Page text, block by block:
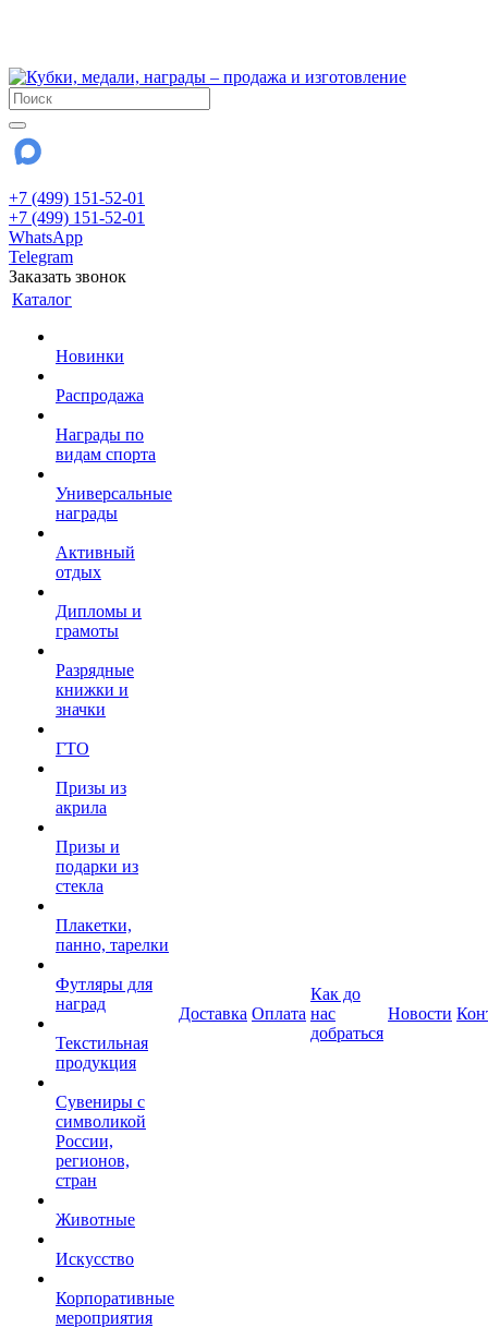
+7 (499) 151-52-01
+7 (499) 151-52-01
WhatsApp
Telegram
Заказать звонок
Каталог
Новинки
Распродажа
Награды по
видам спорта
Универсальные
награды
Активный
отдых
Дипломы и
грамоты
Разрядные
книжки и
значки
ГТО
Призы из
акрила
Призы и
подарки из
стекла
Плакетки,
панно, тарелки
Футляры для
наград
Текстильная
продукция
Сувениры с
символикой
России,
регионов,
стран
Животные
Искусство
Корпоративные
мероприятия
Доставка Оплата
Как до
нас
добраться
Новости